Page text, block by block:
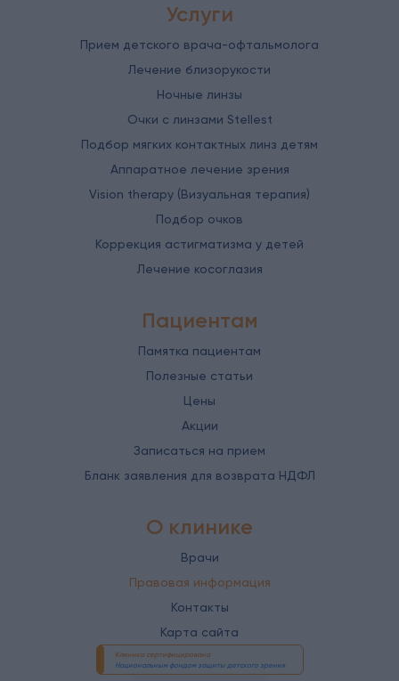
Услуги
Прием детского врача-офтальмолога
Лечение близорукости
Ночные линзы
Очки с линзами Stellest
Подбор мягких контактных линз детям
Аппаратное лечение зрения
Vision therapy (Визуальная терапия)
Подбор очков
Коррекция астигматизма у детей
Лечение косоглазия
Пациентам
Памятка пациентам
Полезные статьи
Цены
Акции
Записаться на прием
Бланк заявления для возврата НДФЛ
О клинике
Врачи
Правовая информация
Контакты
Карта сайта
Клиника сертифицирована
Национальным фондом защиты детского зрения